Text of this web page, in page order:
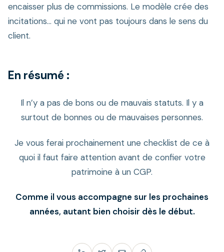
encaisser plus de commissions. Le modèle crée des
incitations… qui ne vont pas toujours dans le sens du
client.
En résumé :
Il n’y a pas de bons ou de mauvais statuts. Il y a
surtout de bonnes ou de mauvaises personnes.
Je vous ferai prochainement une checklist de ce à
quoi il faut faire attention avant de confier votre
patrimoine à un CGP.
Comme il vous accompagne sur les prochaines
années, autant bien choisir dès le début.